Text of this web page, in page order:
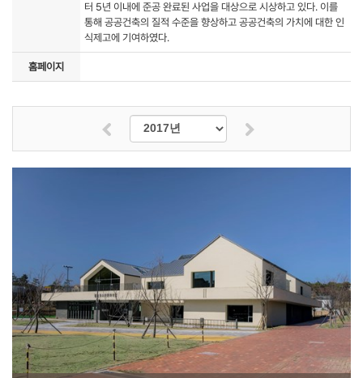
터 5년 이내에 준공 완료된 사업을 대상으로 시상하고 있다. 이를
통해 공공건축의 질적 수준을 향상하고 공공건축의 가치에 대한 인
식제고에 기여하였다.
홈페이지